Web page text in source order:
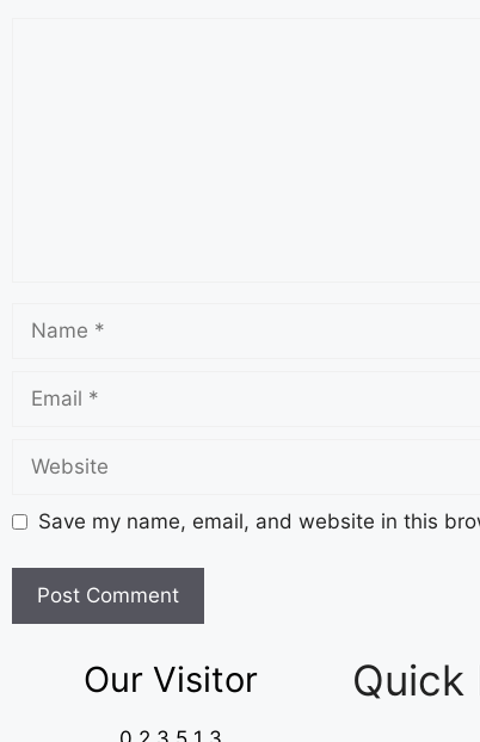
Save my name, email, and website in this
Our Visitor Quick